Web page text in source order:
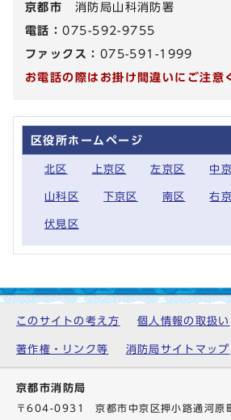
京都市 消防局山科消防署
電話：075-592-9755
ファックス： 075-591-1999
お電話の際はお掛け間違いにご注意
区役所ホームページ
北区 上京区 左京区 中
山科区 下京区 南区 右
伏見区
このサイトの考え方 個人情報の取扱い
著作権・リンク等 消防局サイトマップ
京都市消防局
〒604-0931 京都市中京区押小路通河